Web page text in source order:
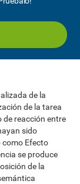
de la
de la tarea
de reacción entre
sido
como Efecto
se produce
de la